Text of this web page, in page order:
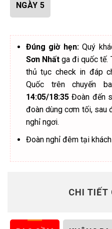
NGÀY 5
Đúng giờ hẹn:Quý
Sơn Nhấtga đi quốc tế.
thủ tục check in đáp
Quốc trên chuyến
14:05/18:35Đoàn đến
đoàn dùng cơm tối, sau
nghỉ ngơi.
Đoàn nghỉ đêm tại
CHI TIẾT